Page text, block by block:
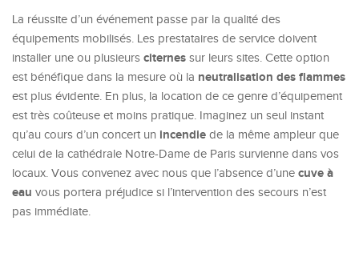
La réussite d’un événement passe par la qualité des
équipements mobilisés. Les prestataires de service doivent
installer une ou plusieurs citernes sur leurs sites. Cette option
est bénéfique dans la mesure où la neutralisation des flammes
est plus évidente. En plus, la location de ce genre d’équipement
est très coûteuse et moins pratique. Imaginez un seul instant
qu’au cours d’un concert un incendie de la même ampleur que
celui de la cathédrale Notre-Dame de Paris survienne dans vos
locaux. Vous convenez avec nous que l’absence d’une cuve à
eau vous portera préjudice si l’intervention des secours n’est
pas immédiate.